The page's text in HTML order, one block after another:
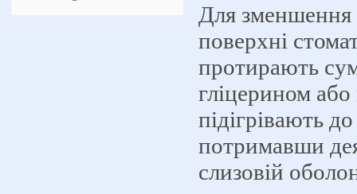
Для зменшення
поверхні
протирають
гліцерином
підігрівають
потримавши
слизовій